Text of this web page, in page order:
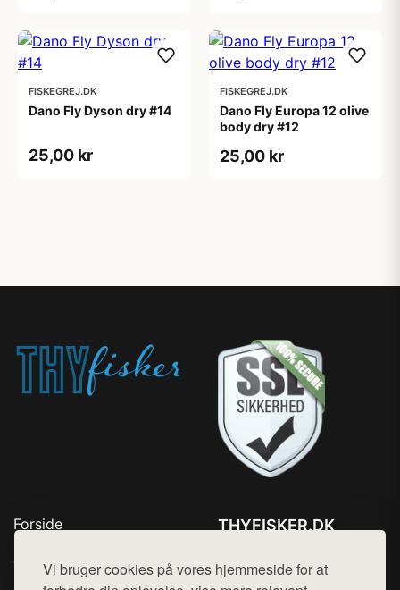
Vi bruger cookies på vores hjemmeside for at
FISKEGREJ.DK
Dano Fly Dyson dry #14
25,00 kr
FISKEGREJ.DK
Dano Fly Europa 12 olive
body dry #12
25,00 kr
Forside
Top Rabatter
THYFISKER.DK